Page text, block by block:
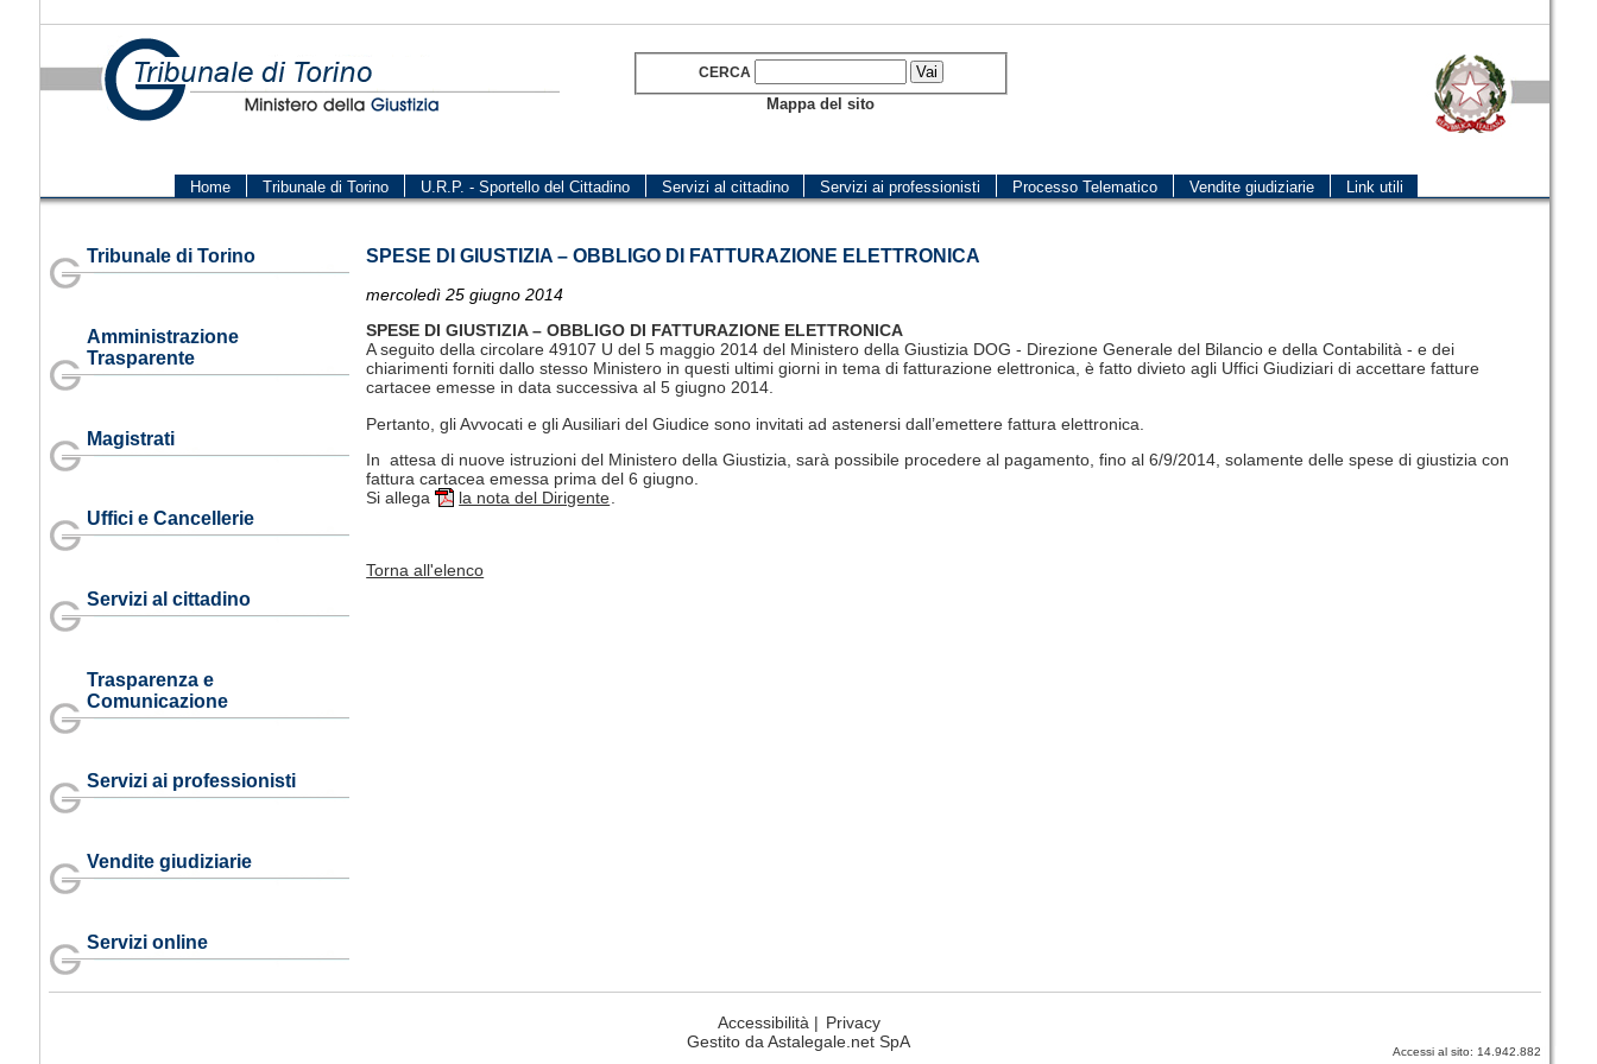
CERCA
Mappa del sito
Home Tribunale di Torino U.R.P. - Sportello del Cittadino Servizi al cittadino Servizi ai professionisti Processo Telematico Vendite giudiziarie Link utili
Tribunale di Torino
Amministrazione
Trasparente
Magistrati
Uffici e Cancellerie
Servizi al cittadino
Trasparenza e
Comunicazione
Servizi ai professionisti
Vendite giudiziarie
Servizi online
SPESE DI GIUSTIZIA – OBBLIGO DI FATTURAZIONE ELETTRONICA
mercoledì 25 giugno 2014
SPESE DI GIUSTIZIA – OBBLIGO DI FATTURAZIONE ELETTRONICA
A seguito della circolare 49107 U del 5 maggio 2014 del Ministero della Giustizia DOG - Direzione Generale del Bilancio e della Contabilità - e dei
chiarimenti forniti dallo stesso Ministero in questi ultimi giorni in tema di fatturazione elettronica, è fatto divieto agli Uffici Giudiziari di accettare fatture
cartacee emesse in data successiva al 5 giugno 2014.
Pertanto, gli Avvocati e gli Ausiliari del Giudice sono invitati ad astenersi dall’emettere fattura elettronica.
In attesa di nuove istruzioni del Ministero della Giustizia, sarà possibile procedere al pagamento, fino al 6/9/2014, solamente delle spese di giustizia con
fattura cartacea emessa prima del 6 giugno.
Si allega
la nota del Dirigente
Torna all'elenco
Accessibilità| Privacy
Gestito da Astalegale.net SpA
Accessi al sito: 14.942.882